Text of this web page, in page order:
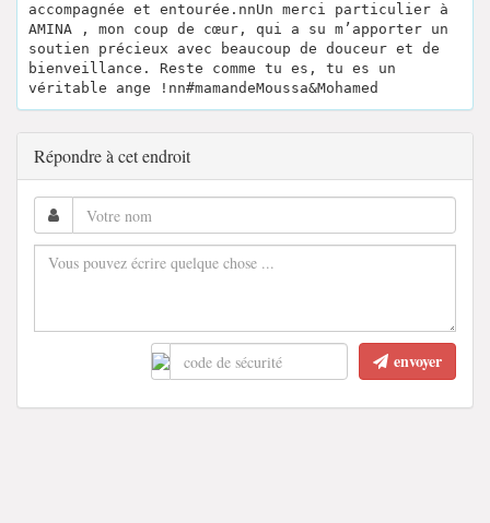
accompagnée et entourée.nnUn merci particulier à
AMINA , mon coup de cœur, qui a su m’apporter un
soutien précieux avec beaucoup de douceur et de
bienveillance. Reste comme tu es, tu es un
véritable ange !nn#mamandeMoussa&Mohamed
Répondre à cet endroit
envoyer